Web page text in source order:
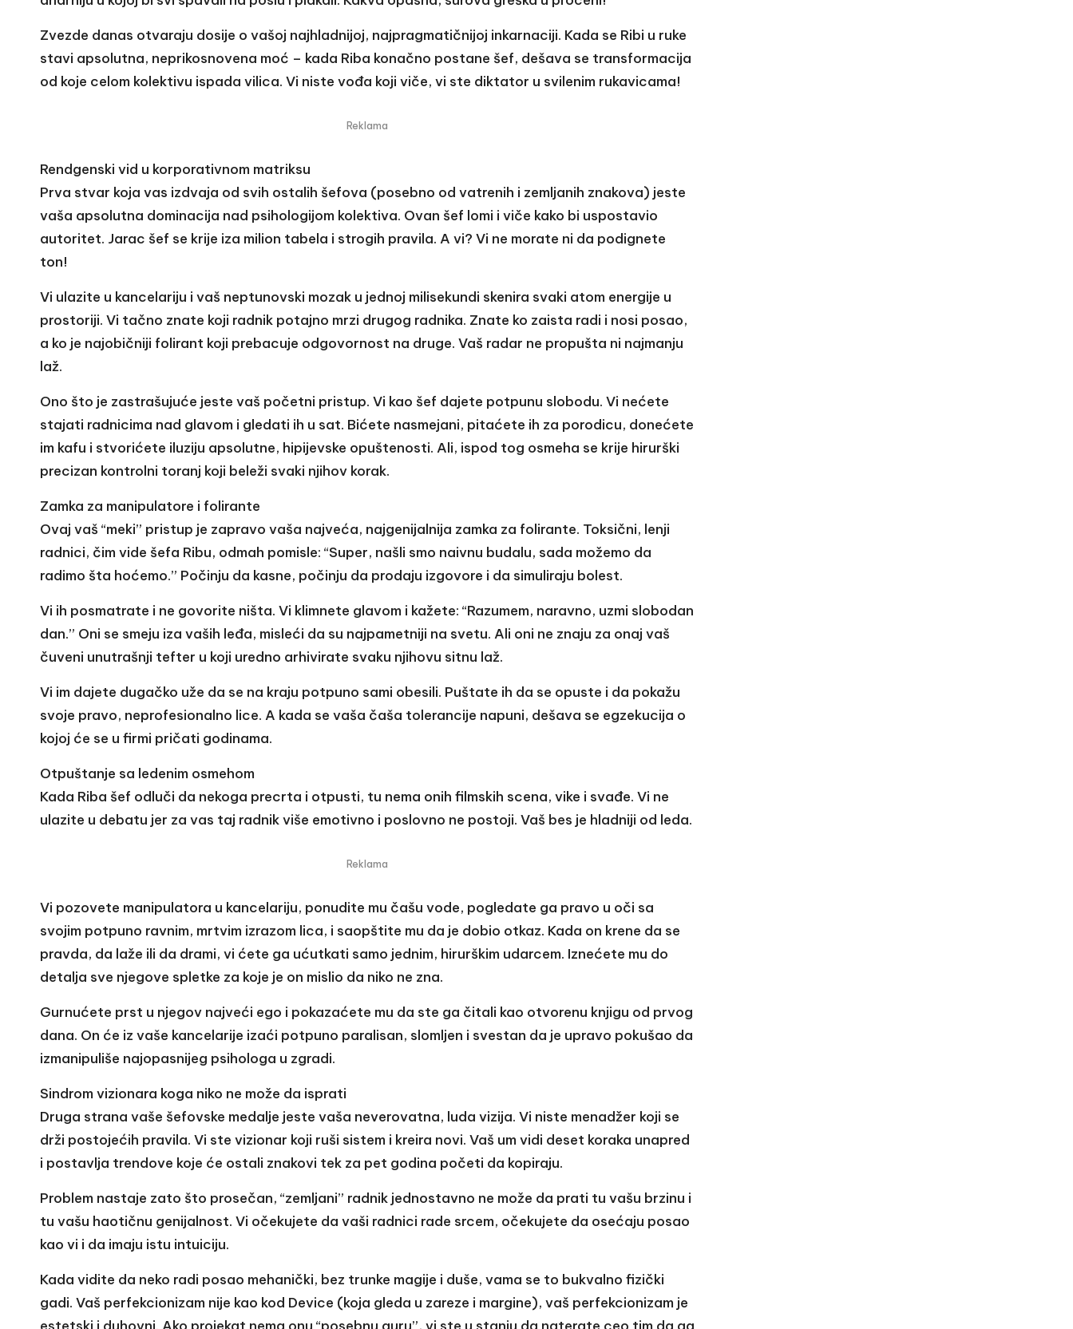
Zvezde danas otvaraju dosije o vašoj najhladnijoj, najpragmatičnijoj inkarnaciji. Kada se Ribi u ruke
stavi apsolutna, neprikosnovena moć – kada Riba konačno postane šef, dešava se transformacija
od koje celom kolektivu ispada vilica. Vi niste vođa koji viče, vi ste diktator u svilenim rukavicama!
Reklama
Rendgenski vid u korporativnom matriksu
Prva stvar koja vas izdvaja od svih ostalih šefova (posebno od vatrenih i zemljanih znakova) jeste
vaša apsolutna dominacija nad psihologijom kolektiva. Ovan šef lomi i viče kako bi uspostavio
autoritet. Jarac šef se krije iza milion tabela i strogih pravila. A vi? Vi ne morate ni da podignete
ton!
Vi ulazite u kancelariju i vaš neptunovski mozak u jednoj milisekundi skenira svaki atom energije u
prostoriji. Vi tačno znate koji radnik potajno mrzi drugog radnika. Znate ko zaista radi i nosi posao,
a ko je najobičniji folirant koji prebacuje odgovornost na druge. Vaš radar ne propušta ni najmanju
laž.
Ono što je zastrašujuće jeste vaš početni pristup. Vi kao šef dajete potpunu slobodu. Vi nećete
stajati radnicima nad glavom i gledati ih u sat. Bićete nasmejani, pitaćete ih za porodicu, donećete
im kafu i stvorićete iluziju apsolutne, hipijevske opuštenosti. Ali, ispod tog osmeha se krije hirurški
precizan kontrolni toranj koji beleži svaki njihov korak.
Zamka za manipulatore i folirante
Ovaj vaš “meki” pristup je zapravo vaša najveća, najgenijalnija zamka za folirante. Toksični, lenji
radnici, čim vide šefa Ribu, odmah pomisle: “Super, našli smo naivnu budalu, sada možemo da
radimo šta hoćemo.” Počinju da kasne, počinju da prodaju izgovore i da simuliraju bolest.
Vi ih posmatrate i ne govorite ništa. Vi klimnete glavom i kažete: “Razumem, naravno, uzmi slobodan
dan.” Oni se smeju iza vaših leđa, misleći da su najpametniji na svetu. Ali oni ne znaju za onaj vaš
čuveni unutrašnji tefter u koji uredno arhivirate svaku njihovu sitnu laž.
Vi im dajete dugačko uže da se na kraju potpuno sami obesili. Puštate ih da se opuste i da pokažu
svoje pravo, neprofesionalno lice. A kada se vaša čaša tolerancije napuni, dešava se egzekucija o
kojoj će se u firmi pričati godinama.
Otpuštanje sa ledenim osmehom
Kada Riba šef odluči da nekoga precrta i otpusti, tu nema onih filmskih scena, vike i svađe. Vi ne
ulazite u debatu jer za vas taj radnik više emotivno i poslovno ne postoji. Vaš bes je hladniji od leda.
Reklama
Vi pozovete manipulatora u kancelariju, ponudite mu čašu vode, pogledate ga pravo u oči sa
svojim potpuno ravnim, mrtvim izrazom lica, i saopštite mu da je dobio otkaz. Kada on krene da se
pravda, da laže ili da drami, vi ćete ga ućutkati samo jednim, hirurškim udarcem. Iznećete mu do
detalja sve njegove spletke za koje je on mislio da niko ne zna.
Gurnućete prst u njegov najveći ego i pokazaćete mu da ste ga čitali kao otvorenu knjigu od prvog
dana. On će iz vaše kancelarije izaći potpuno paralisan, slomljen i svestan da je upravo pokušao da
izmanipuliše najopasnijeg psihologa u zgradi.
Sindrom vizionara koga niko ne može da isprati
Druga strana vaše šefovske medalje jeste vaša neverovatna, luda vizija. Vi niste menadžer koji se
drži postojećih pravila. Vi ste vizionar koji ruši sistem i kreira novi. Vaš um vidi deset koraka unapred
i postavlja trendove koje će ostali znakovi tek za pet godina početi da kopiraju.
Problem nastaje zato što prosečan, “zemljani” radnik jednostavno ne može da prati tu vašu brzinu i
tu vašu haotičnu genijalnost. Vi očekujete da vaši radnici rade srcem, očekujete da osećaju posao
kao vi i da imaju istu intuiciju.
Kada vidite da neko radi posao mehanički, bez trunke magije i duše, vama se to bukvalno fizički
gadi. Vaš perfekcionizam nije kao kod Device (koja gleda u zareze i margine), vaš perfekcionizam je